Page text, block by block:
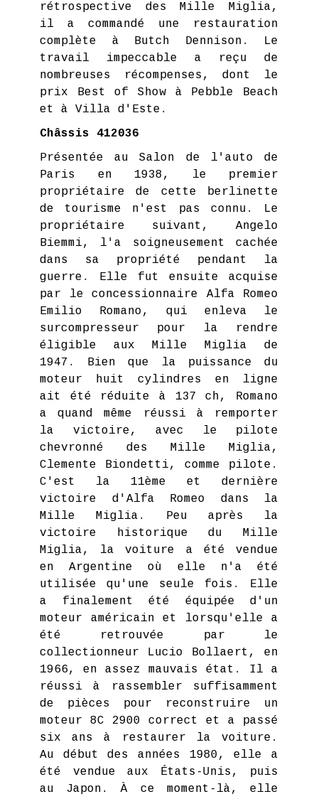
rétrospective des Mille Miglia,
il a commandé une restauration
complète à Butch Dennison. Le
travail impeccable a reçu de
nombreuses récompenses, dont le
prix Best of Show à Pebble Beach
et à Villa d'Este.
Châssis 412036
Présentée au Salon de l'auto de
Paris en 1938, le premier
propriétaire de cette berlinette
de tourisme n'est pas connu. Le
propriétaire suivant, Angelo
Biemmi, l'a soigneusement cachée
dans sa propriété pendant la
guerre. Elle fut ensuite acquise
par le concessionnaire Alfa Romeo
Emilio Romano, qui enleva le
surcompresseur pour la rendre
éligible aux Mille Miglia de
1947. Bien que la puissance du
moteur huit cylindres en ligne
ait été réduite à 137 ch, Romano
a quand même réussi à remporter
la victoire, avec le pilote
chevronné des Mille Miglia,
Clemente Biondetti, comme pilote.
C'est la 11ème et dernière
victoire d'Alfa Romeo dans la
Mille Miglia. Peu après la
victoire historique du Mille
Miglia, la voiture a été vendue
en Argentine où elle n'a été
utilisée qu'une seule fois. Elle
a finalement été équipée d'un
moteur américain et lorsqu'elle a
été retrouvée par le
collectionneur Lucio Bollaert, en
1966, en assez mauvais état. Il a
réussi à rassembler suffisamment
de pièces pour reconstruire un
moteur 8C 2900 correct et a passé
six ans à restaurer la voiture.
Au début des années 1980, elle a
été vendue aux États-Unis, puis
au Japon. À ce moment-là, elle